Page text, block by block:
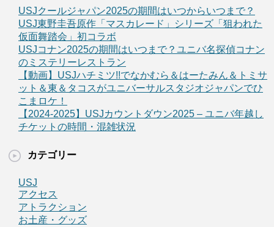
USJクールジャパン2025の期間はいつからいつまで？
USJ東野圭吾原作「マスカレード」シリーズ「狙われた
仮面舞踏会」初コラボ
USJコナン2025の期間はいつまで？ユニバ名探偵コナン
のミステリーレストラン
【動画】USJハチミツ!!でなかむら＆はーたみん＆トミサ
ット＆東＆タコスがユニバーサルスタジオジャパンでひ
こまロケ！
【2024-2025】USJカウントダウン2025 – ユニバ年越し
チケットの時間・混雑状況
カテゴリー
USJ
アクセス
アトラクション
お土産・グッズ